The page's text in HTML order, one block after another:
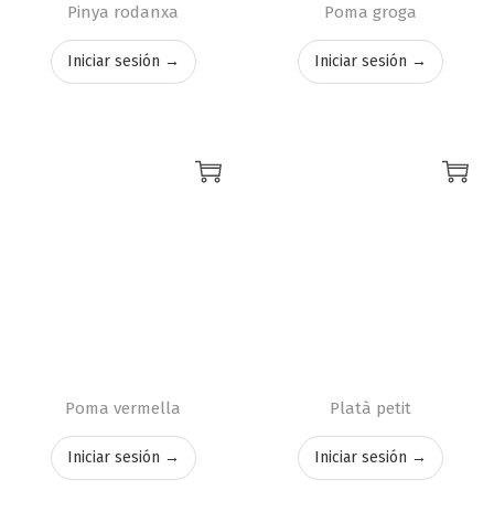
Pinya rodanxa
Iniciar sesión →
Poma groga
Iniciar sesión →
Poma vermella
Iniciar sesión →
Platà petit
Iniciar sesión →